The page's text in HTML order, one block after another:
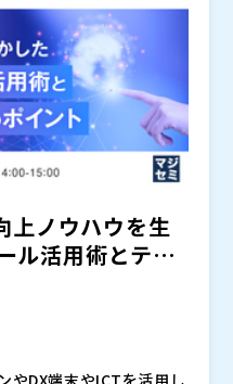
介します。また、テスト
実践的なヒントとインサ
は将来的に追加、削除さ
上ノウハウを生
ル活用術とテス